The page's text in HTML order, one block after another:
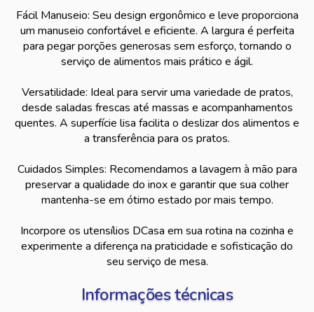
Fácil Manuseio: Seu design ergonômico e leve proporciona
um manuseio confortável e eficiente. A largura é perfeita
para pegar porções generosas sem esforço, tornando o
serviço de alimentos mais prático e ágil.
Versatilidade: Ideal para servir uma variedade de pratos,
desde saladas frescas até massas e acompanhamentos
quentes. A superfície lisa facilita o deslizar dos alimentos e
a transferência para os pratos.
Cuidados Simples: Recomendamos a lavagem à mão para
preservar a qualidade do inox e garantir que sua colher
mantenha-se em ótimo estado por mais tempo.
Incorpore os utensílios DCasa em sua rotina na cozinha e
experimente a diferença na praticidade e sofisticação do
seu serviço de mesa.
Informações técnicas